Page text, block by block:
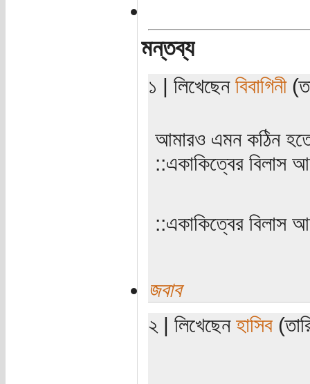
মন্তব্য
১ | লিখেছেন বিবাগিনী
আমারও এমন ‌‌কঠিন
::একাকিত্বের বিলাস
‌‌::একাকিত্বের বিলাস
জবাব
২ | লিখেছেন হাসিব